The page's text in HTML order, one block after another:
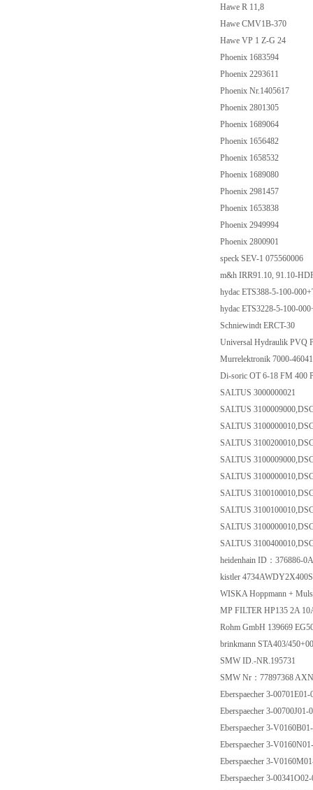
Hawe R 11,8
Hawe CMV1B-370
Hawe VP 1 Z-G 24
Phoenix 1683594
Phoenix 2293611
Phoenix Nr.1405617
Phoenix 2801305
Phoenix 1689064
Phoenix 1656482
Phoenix 1658532
Phoenix 1689080
Phoenix 2981457
Phoenix 1653838
Phoenix 2949994
Phoenix 2800901
speck SEV-1 075560006
m&h IRR91.10, 91.10-
hydac ETS388-5-100-
hydac ETS3228-5-100-
Schniewindt ERCT-30
Universal Hydraulik PVQ
Murrelektronik 7000-
Di-soric OT 6-18 FM 400
SALTUS 3000000021
SALTUS
SALTUS
SALTUS
SALTUS
SALTUS
SALTUS
SALTUS
SALTUS
SALTUS
heidenhain ID：376886-
kistler
WISKA Hoppmann +
MP FILTER HP135 2A
Rohm GmbH 139669
brinkmann STA403/
SMW ID.-NR.195731
SMW Nr：77897368
Eberspaecher 3-
Eberspaecher 3-
Eberspaecher 3-
Eberspaecher 3-
Eberspaecher 3-
Eberspaecher 3-